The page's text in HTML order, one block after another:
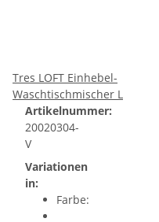
Tres LOFT Einhebel-
Waschtischmischer L
Artikelnummer:
20020304-
V
Variationen
in:
Farbe: